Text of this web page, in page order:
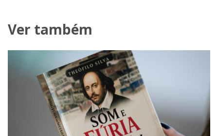
Ver também